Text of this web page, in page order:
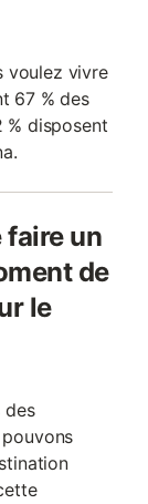
voulez vivre
67 % des
% disposent
faire un
de
le
des